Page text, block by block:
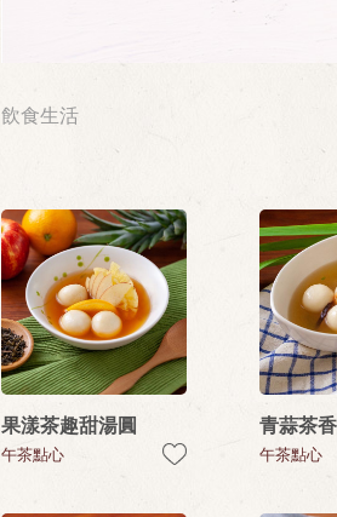
飲食生活
果漾茶趣甜湯圓
午茶點心
青蒜茶
午茶點心